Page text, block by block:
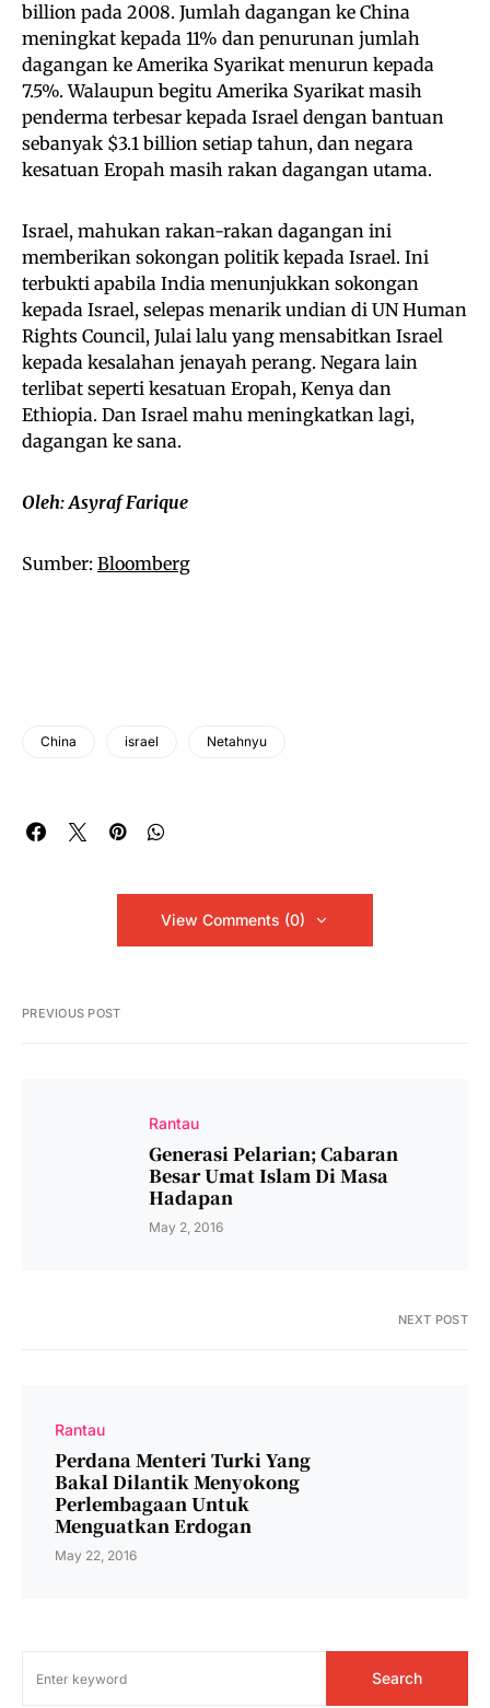
billion pada 2008. Jumlah dagangan ke China
meningkat kepada 11% dan penurunan jumlah
dagangan ke Amerika Syarikat menurun kepada
7.5%. Walaupun begitu Amerika Syarikat masih
penderma terbesar kepada Israel dengan bantuan
sebanyak $3.1 billion setiap tahun, dan negara
kesatuan Eropah masih rakan dagangan utama.
Israel, mahukan rakan-rakan dagangan ini
memberikan sokongan politik kepada Israel. Ini
terbukti apabila India menunjukkan sokongan
kepada Israel, selepas menarik undian di UN Human
Rights Council, Julai lalu yang mensabitkan Israel
kepada kesalahan jenayah perang. Negara lain
terlibat seperti kesatuan Eropah, Kenya dan
Ethiopia. Dan Israel mahu meningkatkan lagi,
dagangan ke sana.
Oleh: Asyraf Farique
Sumber: Bloomberg
China israel Netahnyu
View Comments (0)
PREVIOUS POST
Rantau
Generasi Pelarian; Cabaran
Besar Umat Islam Di Masa
Hadapan
May 2, 2016
NEXT POST
Rantau
Perdana Menteri Turki Yang
Bakal Dilantik Menyokong
Perlembagaan Untuk
Menguatkan Erdogan
May 22, 2016
Search